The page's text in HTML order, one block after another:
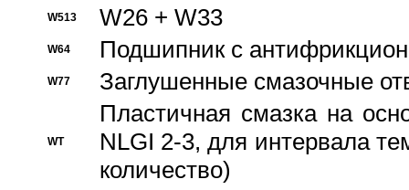
W513 W26 + W33
W64 Подшипник с
W77 Заглушенные смазочные
WT
Пластичная смазка на
NLGI 2-3, для интервала
количество)